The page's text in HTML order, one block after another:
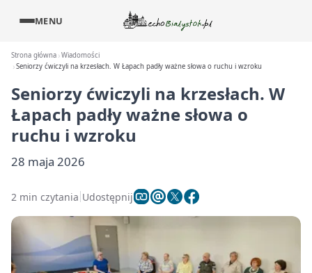
MENU
Strona główna Wiadomości
Seniorzy ćwiczyli na krzesłach. W Łapach padły ważne słowa o ruchu i wzroku
Seniorzy ćwiczyli na krzesłach. W
Łapach padły ważne słowa o
ruchu i wzroku
28 maja 2026
2 min czytania Udostępnij